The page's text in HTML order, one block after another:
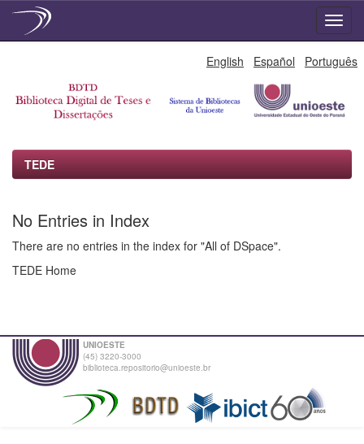
English Español Português
TEDE
No Entries in Index
There are no entries in the index for "All of DSpace".
TEDE Home
UNIOESTE
(45) 3220-3000
biblioteca.repositorio@unioeste.br